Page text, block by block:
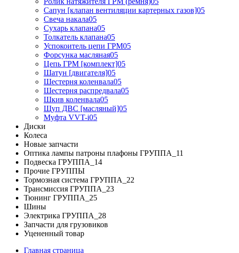
Сапун [клапан вентиляции картерных газов]05
Свеча накала05
Сухарь клапана05
Толкатель клапана05
Успокоитель цепи ГРМ05
Форсунка масляная05
Цепь ГРМ [комплект]05
Шатун [двигателя]05
Шестерня коленвала05
Шестерня распредвала05
Шкив коленвала05
Щуп ДВС [масляный]05
Муфта VVT-i05
Диски
Колеса
Новые запчасти
Оптика лампы патроны плафоны ГРУППА_11
Подвеска ГРУППА_14
Прочие ГРУППЫ
Тормозная система ГРУППА_22
Трансмиссия ГРУППА_23
Тюнинг ГРУППА_25
Шины
Электрика ГРУППА_28
Запчасти для грузовиков
Уцененный товар
Главная страница